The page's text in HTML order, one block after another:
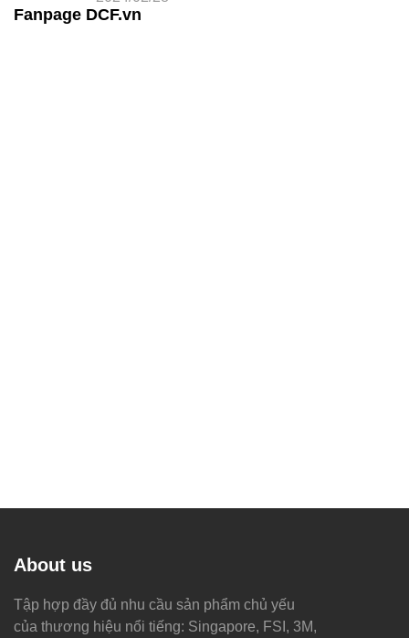
Fanpage DCF.vn
About us
Tập hợp đầy đủ nhu cầu sản phẩm chủ yếu
của thương hiệu nổi tiếng: Singapore, FSI, 3M,